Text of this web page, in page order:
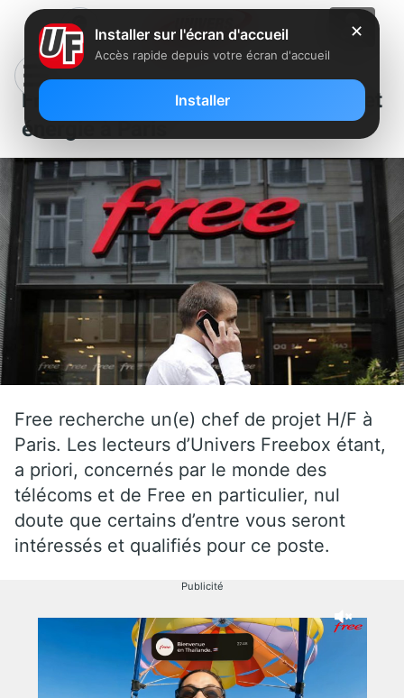
Free recherche un chef de projet
énergie à Paris
Free recherche un(e) chef de projet H/F à
Paris. Les lecteurs d’Univers Freebox étant,
a priori, concernés par le monde des
télécoms et de Free en particulier, nul
doute que certains d’entre vous seront
intéressés et qualifiés pour ce poste.
Publicité
✕
Installer sur l'écran d'accueil
Accès rapide depuis votre écran d'accueil
Installer